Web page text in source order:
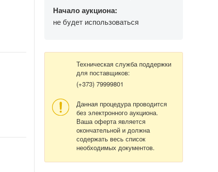
Начало аукциона:
не будет использоваться
Техническая служба поддержки
для поставщиков:
(+373) 79999801
Данная процедура проводится
без электронного аукциона.
Ваша оферта является
окончательной и должна
содержать весь список
необходимых документов.